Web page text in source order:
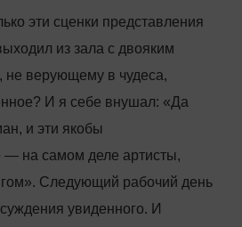
эти сценки представления
из зала с двояким
не верующему в чудеса,
И я себе внушал: «Да
и эти якобы
— на самом деле артисты,
Следующий рабочий день
увиденного. И